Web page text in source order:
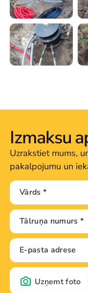
Izmaksu
Uzrakstiet mums,
pakalpojumu un
Uzņemt foto